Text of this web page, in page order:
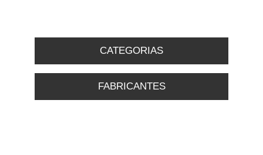
CATEGORIAS
FABRICANTES